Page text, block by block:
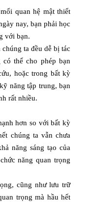
quan hệ mật thiết
nay, bạn phải học
với bạn.
ta đều dễ bị tác
thể cho phép bạn
hoặc trong bất kỳ
năng tập trung, bạn
rất nhiều.
hơn so với bất kỳ
chúng ta vẫn chưa
năng sáng tạo của
năng quan trọng
cũng như lưu trữ
trọng mà hầu hết